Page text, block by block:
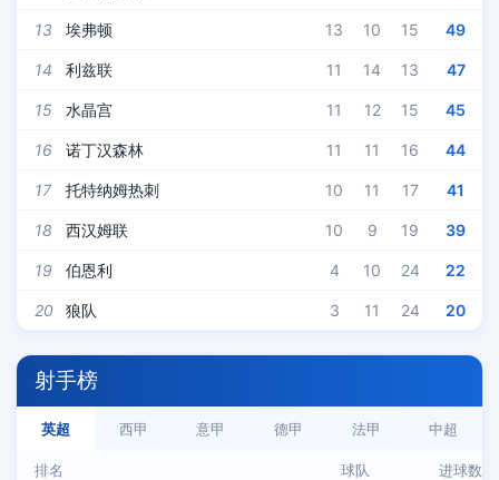
13 埃弗顿 13 10 15 49
14 利兹联 11 14 13 47
15 水晶宫 11 12 15 45
16 诺丁汉森林 11 11 16 44
17 托特纳姆热刺 10 11 17 41
18 西汉姆联 10 9 19 39
19 伯恩利 4 10 24 22
20 狼队 3 11 24 20
射手榜
英超 西甲 意甲 德甲 法甲 中超
排名 球队 进球数